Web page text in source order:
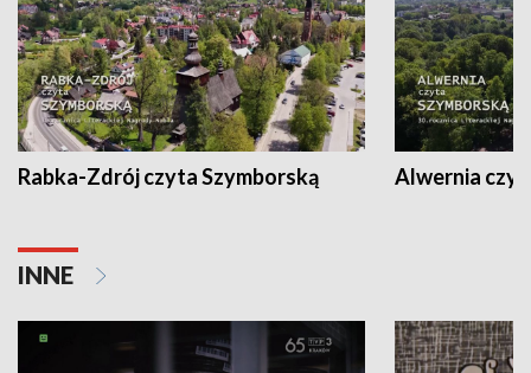
Rabka-Zdrój czyta Szymborską Alwernia
INNE